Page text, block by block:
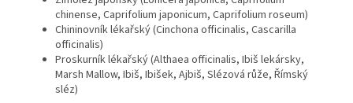
chinense, Caprifolium japonicum, Caprifolium roseum)
Chininovník lékařský (Cinchona officinalis, Cascarilla
officinalis)
Proskurník lékařský (Althaea officinalis, Ibiš lekársky,
Marsh Mallow, Ibiš, Ibišek, Ajbiš, Slézová růže, Římský
sléz)